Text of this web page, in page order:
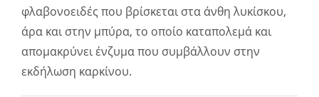
φλαβονοειδές που βρίσκεται στα άνθη λυκίσκου,
άρα και στην μπύρα, το οποίο καταπολεμά και
απομακρύνει ένζυμα που συμβάλλουν στην
εκδήλωση καρκίνου.